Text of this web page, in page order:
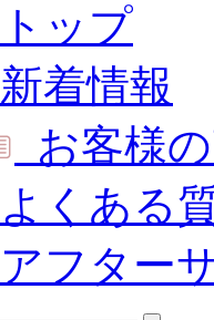
トップ
新着情報
お客様
よくある
アフター